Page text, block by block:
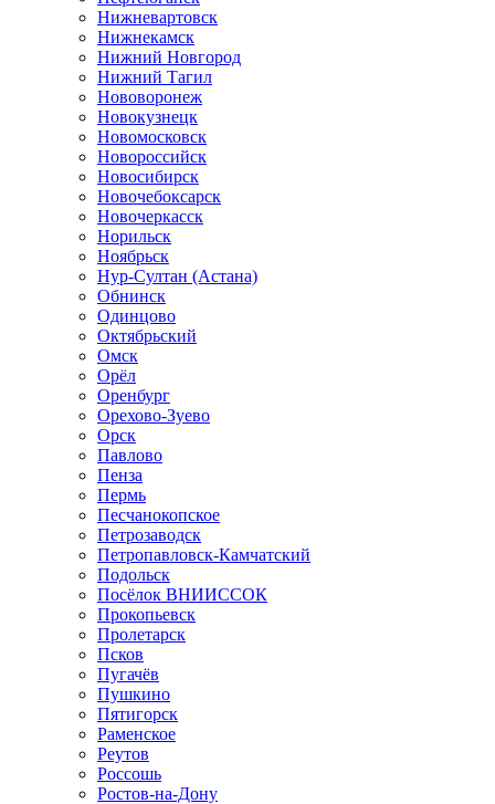
Нижневартовск
Нижнекамск
Нижний Новгород
Нижний Тагил
Нововоронеж
Новокузнецк
Новомосковск
Новороссийск
Новосибирск
Новочебоксарск
Новочеркасск
Норильск
Ноябрьск
Нур-Султан (Астана)
Обнинск
Одинцово
Октябрьский
Омск
Орёл
Оренбург
Орехово-Зуево
Орск
Павлово
Пенза
Пермь
Песчанокопское
Петрозаводск
Петропавловск-Камчатский
Подольск
Посёлок ВНИИССОК
Прокопьевск
Пролетарск
Псков
Пугачёв
Пушкино
Пятигорск
Раменское
Реутов
Россошь
Ростов-на-Дону